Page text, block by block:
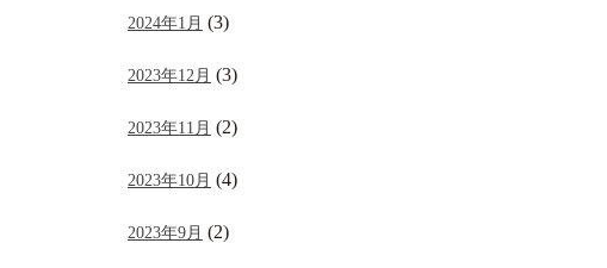
2024年1月 (3)
2023年12月 (3)
2023年11月 (2)
2023年10月 (4)
2023年9月 (2)